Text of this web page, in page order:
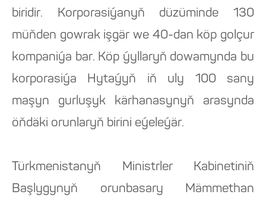
biridir. Korporasiýanyň düzüminde 130
müňden gowrak işgär we 40-dan köp golçur
kompaniýa bar. Köp ýyllaryň dowamynda bu
korporasiýa Hytaýyň iň uly 100 sany
maşyn gurluşyk kärhanasynyň arasynda
öňdäki orunlaryň birini eýeleýär.
Türkmenistanyň Ministrler Kabinetiniň
Başlygynyň orunbasary Mämmethan